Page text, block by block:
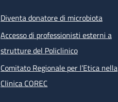
Diventa donatore di microbiota
Accesso di professionisti esterni a
strutture del Policlinico
Comitato Regionale per l’Etica nella
Clinica COREC